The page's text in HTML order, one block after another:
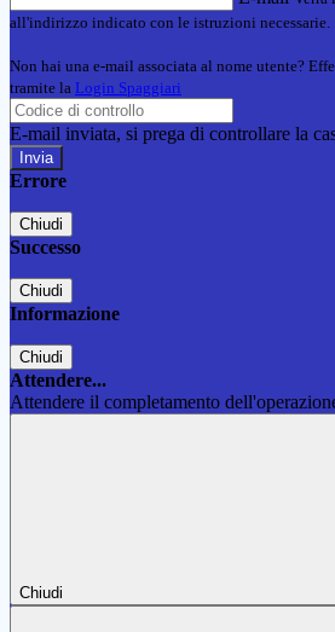
all'indirizzo indicato con le istruzioni necessarie.
Non hai una e-mail associata al nome utente?
tramite la Login Spaggiari
E-mail inviata, si prega di controllare la
Errore
Chiudi
Successo
Chiudi
Informazione
Chiudi
Attendere...
Attendere il completamento
Chiudi